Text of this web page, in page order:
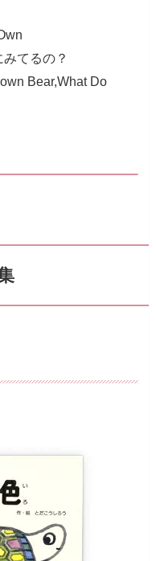
てるの？
Bear,What Do